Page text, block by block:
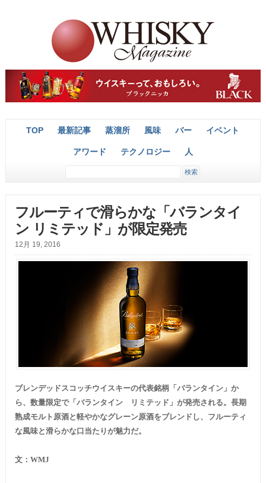
TOP 最新記事 蒸溜所 風味 バー イベント
アワード テクノロジー 人
フルーティで滑らかな「バランタイ
ン リミテッド」が限定発売
12月 19, 2016
ブレンデッドスコッチウイスキーの代表銘柄「バランタイン」か
ら、数量限定で「バランタイン リミテッド」が発売される。長期
熟成モルト原酒と軽やかなグレーン原酒をブレンドし、フルーティ
な風味と滑らかな口当たりが魅力だ。
文： WMJ